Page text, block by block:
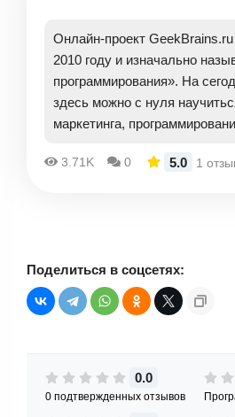
Онлайн-проект
2010 году и изначально
программирования». На
здесь можно с нуля
маркетинга,
3.71K 0 5.0 1
Поделиться в соцсетях:
0.0
0 подтвержденных отзывов